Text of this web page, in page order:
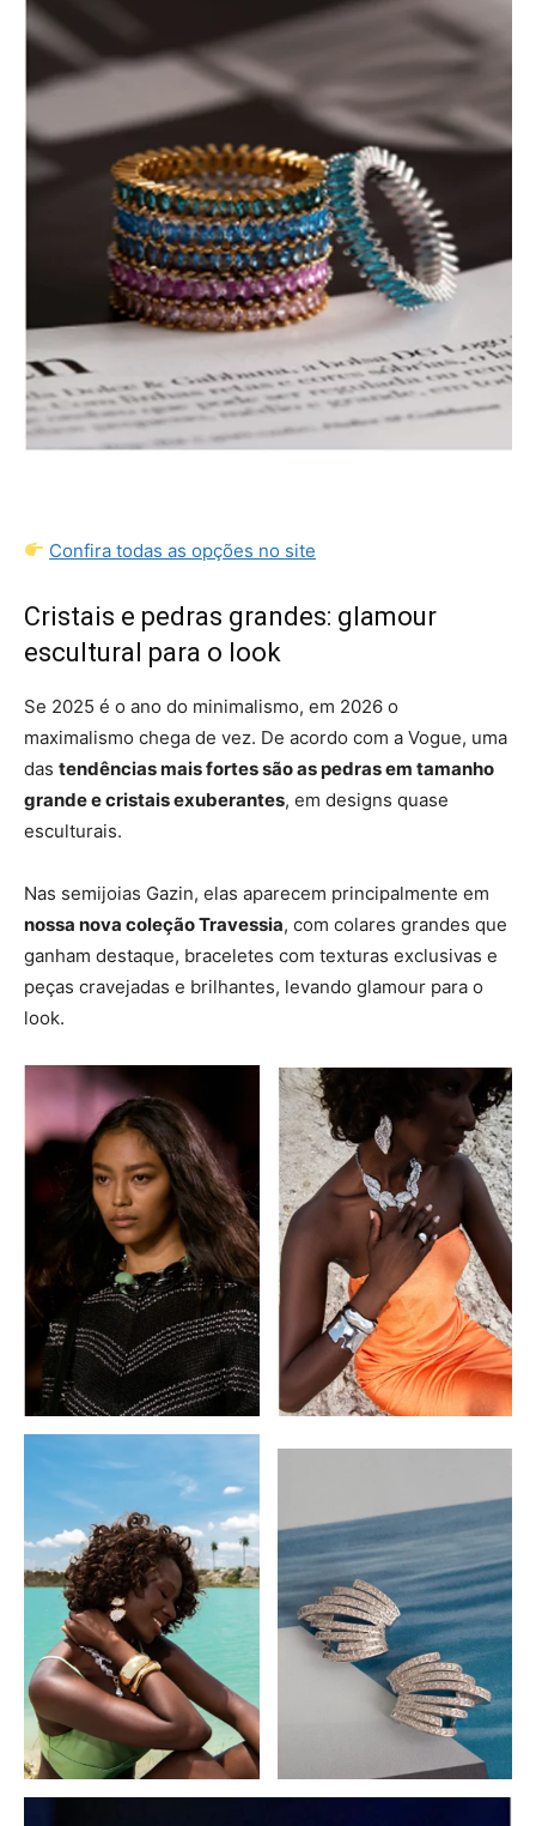
Confira todas as opções no site
Cristais e pedras grandes: glamour
escultural para o look
Se 2025 é o ano do minimalismo, em 2026 o
maximalismo chega de vez. De acordo com a Vogue, uma
das tendências mais fortes são as pedras em tamanho
grande e cristais exuberantes, em designs quase
esculturais.
Nas semijoias Gazin, elas aparecem principalmente em
nossa nova coleção Travessia, com colares grandes que
ganham destaque, braceletes com texturas exclusivas e
peças cravejadas e brilhantes, levando glamour para o
look.